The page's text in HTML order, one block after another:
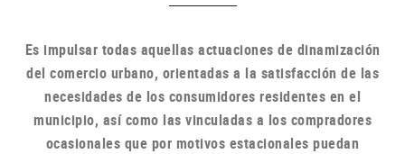
Es impulsar todas aquellas actuaciones de dinamización
del comercio urbano, orientadas a la satisfacción de las
necesidades de los consumidores residentes en el
municipio, así como las vinculadas a los compradores
ocasionales que por motivos estacionales puedan